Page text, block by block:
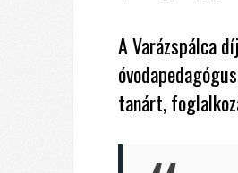
A Varázspálca
tanárt,